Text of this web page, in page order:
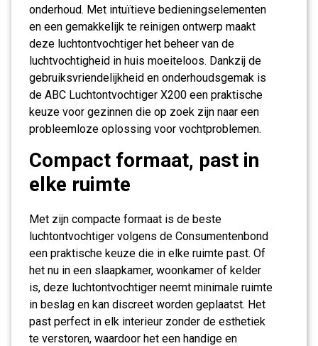
onderhoud. Met intuïtieve bedieningselementen
en een gemakkelijk te reinigen ontwerp maakt
deze luchtontvochtiger het beheer van de
luchtvochtigheid in huis moeiteloos. Dankzij de
gebruiksvriendelijkheid en onderhoudsgemak is
de ABC Luchtontvochtiger X200 een praktische
keuze voor gezinnen die op zoek zijn naar een
probleemloze oplossing voor vochtproblemen.
Compact formaat, past in
elke ruimte
Met zijn compacte formaat is de beste
luchtontvochtiger volgens de Consumentenbond
een praktische keuze die in elke ruimte past. Of
het nu in een slaapkamer, woonkamer of kelder
is, deze luchtontvochtiger neemt minimale ruimte
in beslag en kan discreet worden geplaatst. Het
past perfect in elk interieur zonder de esthetiek
te verstoren, waardoor het een handige en